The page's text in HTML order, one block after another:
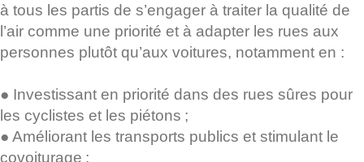
à tous les partis de s’engager à traiter la qualité de
l’air comme une priorité et à adapter les rues aux
personnes plutôt qu’aux voitures, notamment en :
● Investissant en priorité dans des rues sûres pour
les cyclistes et les piétons ;
● Améliorant les transports publics et stimulant le
covoiturage ;